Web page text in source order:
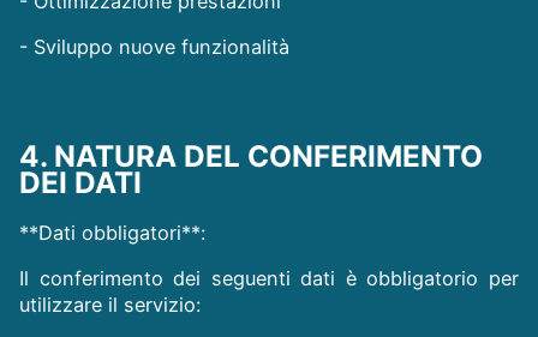
- Sviluppo nuove funzionalità
4. NATURA DEL CONFERIMENTO
DEI DATI
**Dati obbligatori**:
Il conferimento dei seguenti dati è obbligatorio per
utilizzare il servizio: